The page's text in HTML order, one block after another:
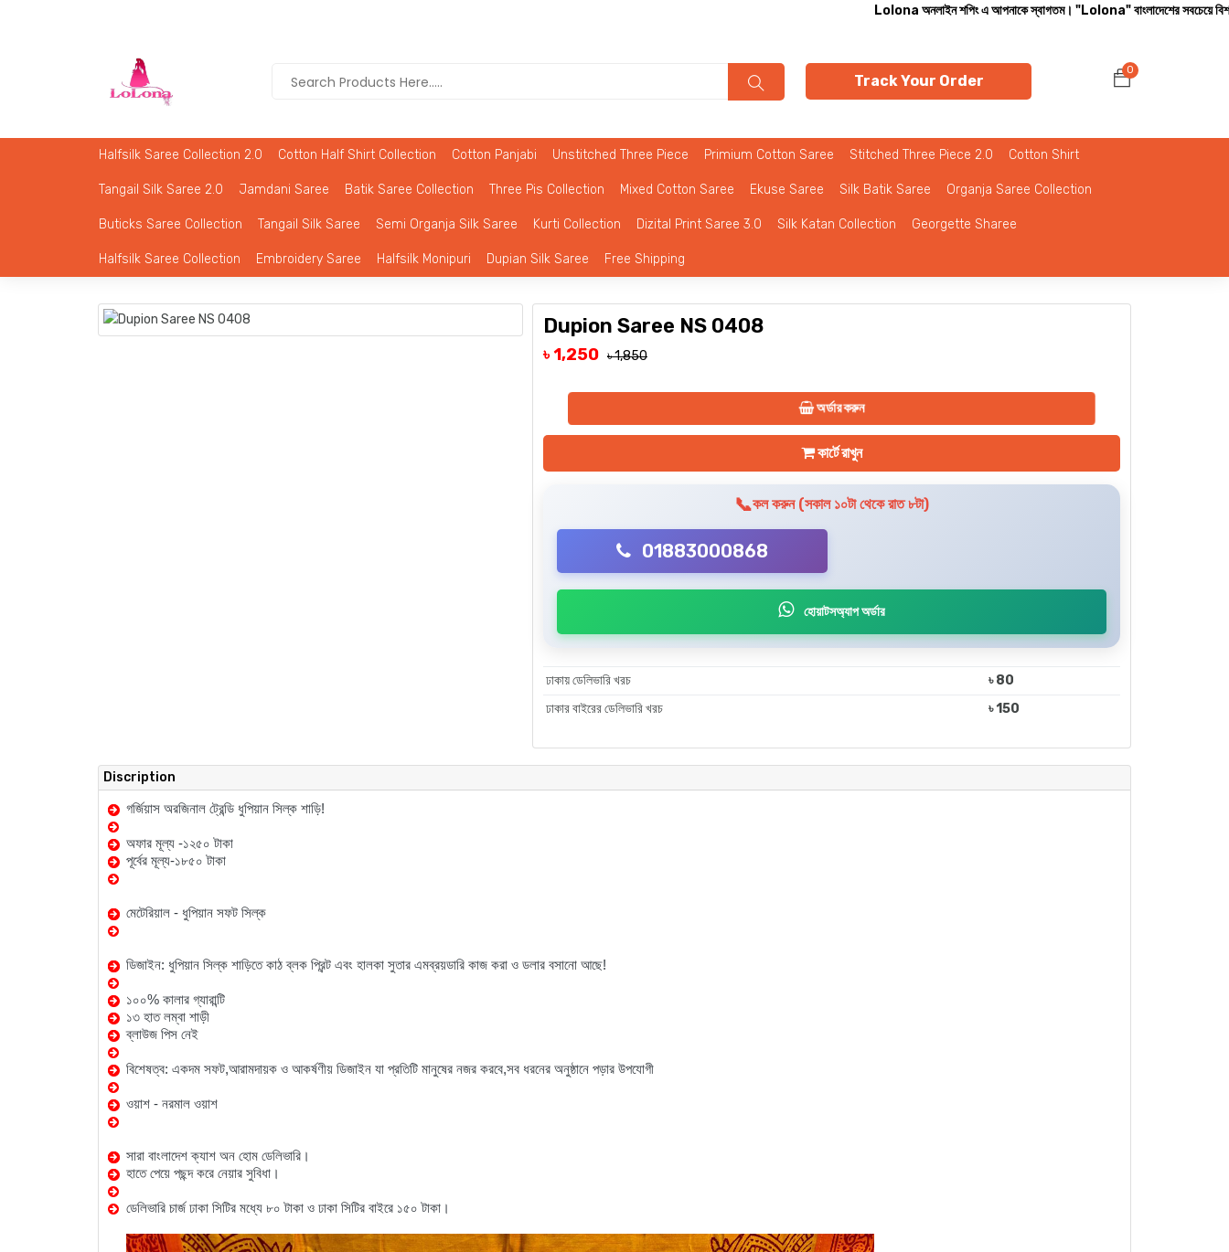
Lolona অনলাইন শপিং এ আপনাকে স্বাগতম। "Lolona" বাংলাদেশের সবচেয়ে বিশ্বস্ত অনলাইন শপ।
Track Your Order
0
Halfsilk Saree Collection 2.0 Cotton Half Shirt Collection Cotton Panjabi Unstitched Three Piece Primium Cotton Saree Stitched Three Piece 2.0 Cotton Shirt
Tangail Silk Saree 2.0 Jamdani Saree Batik Saree Collection Three Pis Collection Mixed Cotton Saree Ekuse Saree Silk Batik Saree Organja Saree Collection
Buticks Saree Collection Tangail Silk Saree Semi Organja Silk Saree Kurti Collection Dizital Print Saree 3.0 Silk Katan Collection Georgette Sharee
Halfsilk Saree Collection Embroidery Saree Halfsilk Monipuri Dupian Silk Saree Free Shipping
Dupion Saree NS 0408
৳ 1,250 ৳ 1,850
অর্ডার করুন
কার্টে রাখুন
📞কল করুন (সকাল ১০টা থেকে রাত ৮টা)
01883000868
হোয়াটসঅ্যাপ অর্ডার
ঢাকায় ডেলিভারি খরচ
৳ 80
ঢাকার বাইরের ডেলিভারি খরচ
৳ 150
Discription
গর্জিয়াস অরজিনাল ট্রেন্ডি ধুপিয়ান সিল্ক শাড়ি!
অফার মূল্য -১২৫০ টাকা
পূর্বের মূল্য-১৮৫০ টাকা
মেটেরিয়াল - ধুপিয়ান সফট সিল্ক
ডিজাইন: ধুপিয়ান সিল্ক শাড়িতে কাঠ ব্লক প্রিন্ট এবং হালকা সুতার এমব্রয়ডারি কাজ করা ও ডলার বসানো আছে!
১০০% কালার গ্যারান্টি
১৩ হাত লম্বা শাড়ী
ব্লাউজ পিস নেই
বিশেষত্ব: একদম সফট,আরামদায়ক ও আকর্ষণীয় ডিজাইন যা প্রতিটি মানুষের নজর করবে,সব ধরনের অনুষ্ঠানে পড়ার উপযোগী
ওয়াশ - নরমাল ওয়াশ
সারা বাংলাদেশ ক্যাশ অন হোম ডেলিভারি।
হাতে পেয়ে পছন্দ করে নেয়ার সুবিধা।
ডেলিভারি চার্জ ঢাকা সিটির মধ্যে ৮০ টাকা ও ঢাকা সিটির বাইরে ১৫০ টাকা।